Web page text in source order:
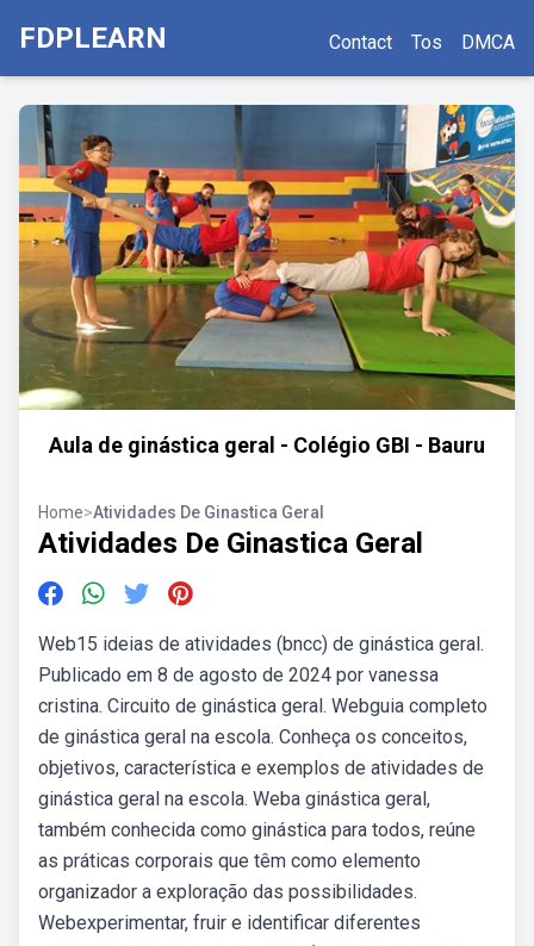
FDPLEARN Contact Tos DMCA
Aula de ginástica geral - Colégio GBI - Bauru
Home>Atividades De Ginastica Geral
Atividades De Ginastica Geral
Web15 ideias de atividades (bncc) de ginástica geral.
Publicado em 8 de agosto de 2024 por vanessa
cristina. Circuito de ginástica geral. Webguia completo
de ginástica geral na escola. Conheça os conceitos,
objetivos, característica e exemplos de atividades de
ginástica geral na escola. Weba ginástica geral,
também conhecida como ginástica para todos, reúne
as práticas corporais que têm como elemento
organizador a exploração das possibilidades.
Webexperimentar, fruir e identificar diferentes